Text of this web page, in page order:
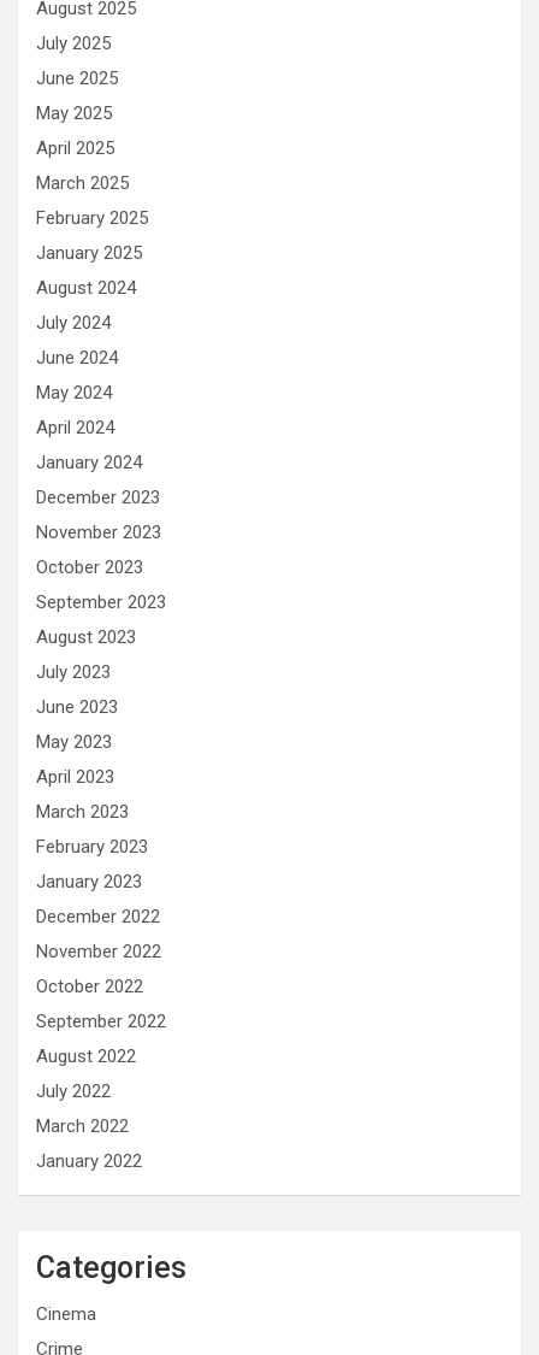
August 2025
July 2025
June 2025
May 2025
April 2025
March 2025
February 2025
January 2025
August 2024
July 2024
June 2024
May 2024
April 2024
January 2024
December 2023
November 2023
October 2023
September 2023
August 2023
July 2023
June 2023
May 2023
April 2023
March 2023
February 2023
January 2023
December 2022
November 2022
October 2022
September 2022
August 2022
July 2022
March 2022
January 2022
Categories
Cinema
Crime